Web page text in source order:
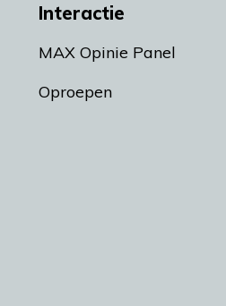
Interactie
MAX Opinie Panel
Oproepen